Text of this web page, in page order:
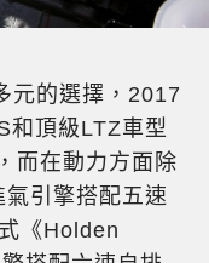
元的選擇，2017
和頂級LTZ車型
而在動力方面除
引擎搭配五速
《Holden